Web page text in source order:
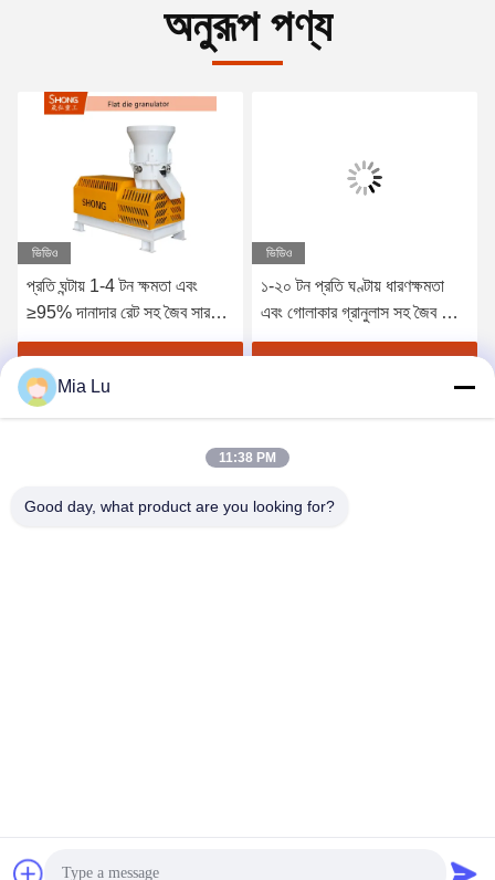
অনুরূপ পণ্য
ভিডিও
প্রতি ঘন্টায় 1-4 টন ক্ষমতা এবং
≥95% দানাদার রেট সহ জৈব সার
উৎপাদনের জন্য ফ্ল্যাট ডাই পেলেটিং
মেশিন
ভিডিও
১-২০ টন প্রতি ঘণ্টায় ধারণক্ষমতা
এবং গোলাকার গ্রানুলাস সহ জৈব সার
জন্য ডিস্ক পেলিটাইজার মেশিন
SHENGHONG HEAVY INDUSTRY TECHNOLOGY CO., LTD. সমস্ত অধিকার
Mia Lu
11:38 PM
Good day, what product are you looking for?